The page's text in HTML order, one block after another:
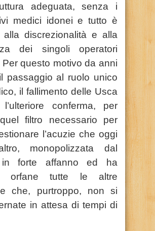
adeguata, senza i
medici idonei e tutto è
alla discrezionalità e alla
dei singoli operatori
Per questo motivo da anni
passaggio al ruolo unico
il fallimento delle Usca
conferma, per
filtro necessario per
l’acuzie che oggi
monopolizzata dal
in forte affanno ed ha
orfane tutte le altre
che, purtroppo, non si
in attesa di tempi di